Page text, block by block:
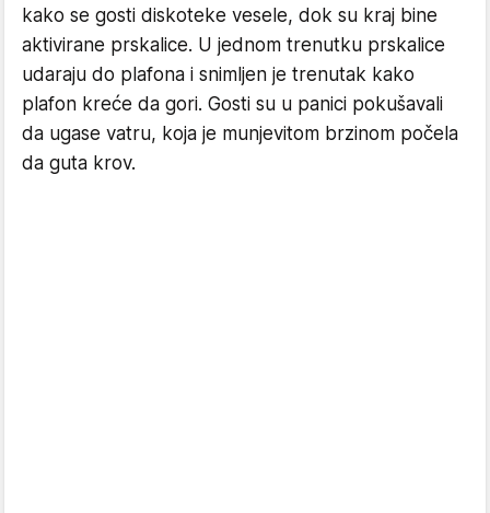
kako se gosti diskoteke vesele, dok su kraj bine
aktivirane prskalice. U jednom trenutku prskalice
udaraju do plafona i snimljen je trenutak kako
plafon kreće da gori. Gosti su u panici pokušavali
da ugase vatru, koja je munjevitom brzinom počela
da guta krov.